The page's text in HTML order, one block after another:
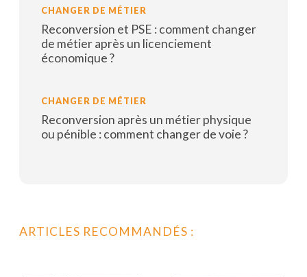
CHANGER DE MÉTIER
Reconversion et PSE : comment changer
de métier après un licenciement
économique ?
CHANGER DE MÉTIER
Reconversion après un métier physique
ou pénible : comment changer de voie ?
ARTICLES RECOMMANDÉS :